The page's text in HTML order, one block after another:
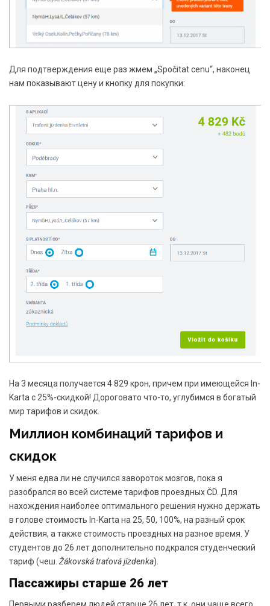
Для подтверждения еще раз жмем „Spočitat cenu“, наконец
нам показывают цену и кнопку для покупки:
На 3 месяца получается 4 829 крон, причем при имеющейся In-
Karta с 25%-скидкой! Дороговато что-то, углубимся в богатый
мир тарифов и скидок.
Миллион комбинаций тарифов и
скидок
У меня едва ли не случился завороток мозгов, пока я
разобрался во всей системе тарифов проездных ČD. Для
нахождения наиболее оптимального решения нужно держать
в голове стоимость In-Karta на 25, 50, 100%, на разный срок
действия, а также стоимость проездных на разное время. У
студентов до 26 лет дополнительно подкрался студенческий
тариф (чеш. Žákovská traťová jízdenka).
Пассажиры старше 26 лет
Первыми разберем людей старше 26 лет, т.к. они чаще всего